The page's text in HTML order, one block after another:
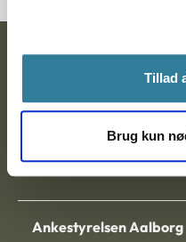
Tillad
Brug kun
Ankestyrelsen
Postadresse:
Nytorv 7, 2. sal
9000 Aalborg
Ankestyrelsen Aalborg